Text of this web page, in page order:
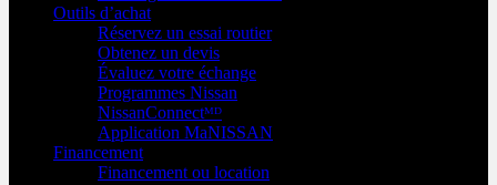
Outils d’achat
Réservez un essai routier
Obtenez un devis
Évaluez votre échange
Programmes Nissan
NissanConnectᴹᴰ
Application MaNISSAN
Financement
Financement ou location